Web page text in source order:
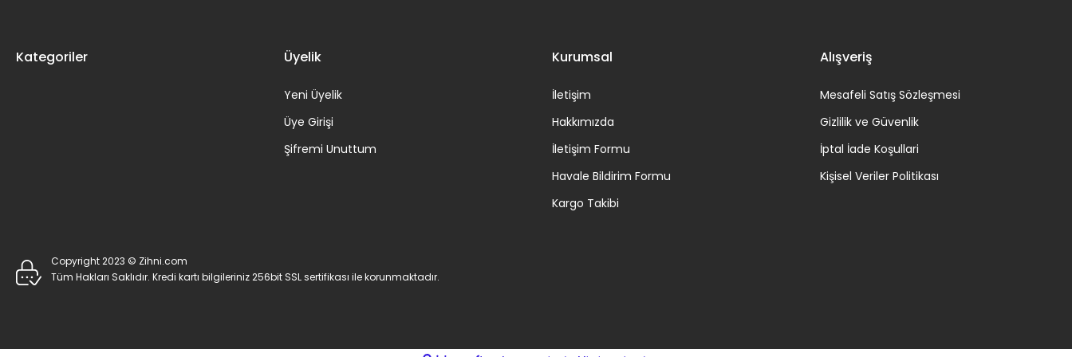
Kategoriler Üyelik
Yeni Üyelik
Üye Girişi
Şifremi Unuttum
Kurumsal
İletişim
Hakkımızda
İletişim Formu
Havale Bildirim Formu
Kargo Takibi
Alışveriş
Mesafeli Satış Sözleşmesi
Gizlilik ve Güvenlik
İptal İade Koşullari
Kişisel Veriler Politikası
Copyright 2023 © Zihni.com
Tüm Hakları Saklıdır. Kredi kartı bilgileriniz 256bit SSL sertifikası ile korunmaktadır.